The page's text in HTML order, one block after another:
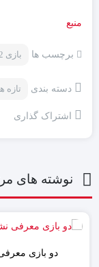
منبع
برچسب ها بازی Battlefield 2042
دسته بندی تازه
اشتراک گذاری
نوشته های
دو بازی